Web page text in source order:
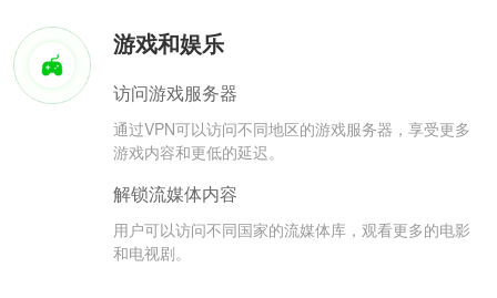
游戏和娱乐
访问游戏服务器
通过VPN可以访问不同地区的游戏服务器，享受更多
游戏内容和更低的延迟。
解锁流媒体内容
用户可以访问不同国家的流媒体库，观看更多的电影
和电视剧。